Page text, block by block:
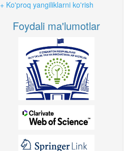
+ Ko'proq yangiliklarni ko'rish
Foydali ma'lumotlar